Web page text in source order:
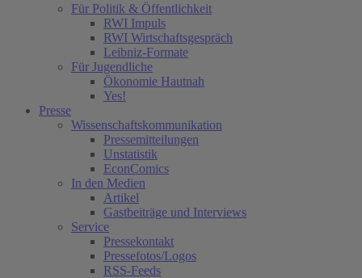
Für Politik & Öffentlichkeit
RWI Impuls
RWI Wirtschaftsgespräch
Leibniz-Formate
Für Jugendliche
Ökonomie Hautnah
Yes!
Presse
Wissenschaftskommunikation
Pressemitteilungen
Unstatistik
EconComics
In den Medien
Artikel
Gastbeiträge und Interviews
Service
Pressekontakt
Pressefotos/Logos
RSS-Feeds